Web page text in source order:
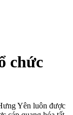
chức
Yên luôn được